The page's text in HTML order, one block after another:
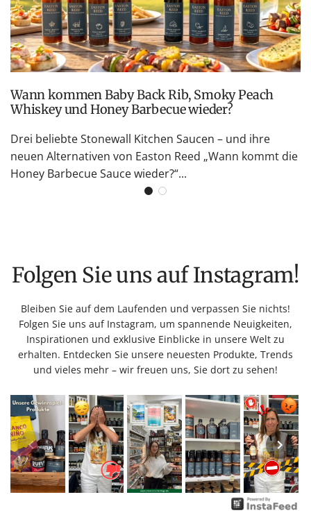
Wann kommen Baby Back Rib, Smoky Peach
Whiskey und Honey Barbecue wieder?
Drei beliebte Stonewall Kitchen Saucen – und ihre
neuen Alternativen von Easton Reed „Wann kommt die
Honey Barbecue Sauce wieder?“...
Folgen Sie uns auf Instagram!
Bleiben Sie auf dem Laufenden und verpassen Sie nichts!
Folgen Sie uns auf Instagram, um spannende Neuigkeiten,
Inspirationen und exklusive Einblicke in unsere Welt zu
erhalten. Entdecken Sie unsere neuesten Produkte, Trends
und vieles mehr – wir freuen uns, Sie dort zu sehen!